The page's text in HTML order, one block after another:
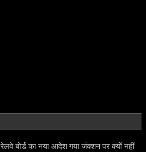
रेलवे बोर्ड का नया आदेश गया जंक्शन पर क्यों नहीं